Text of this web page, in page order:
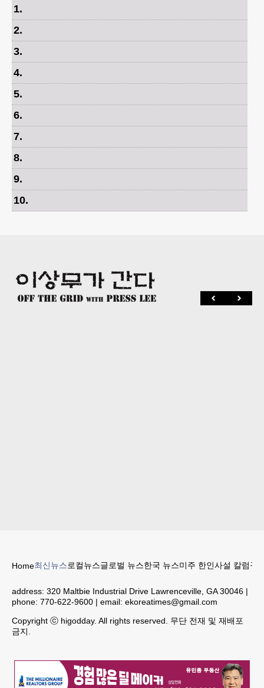
1.
2.
3.
4.
5.
6.
7.
8.
9.
10.
Home최신뉴스로컬뉴스글로벌 뉴스한국 뉴스미주 한인사설 칼럼구
address: 320 Maltbie Industrial Drive Lawrenceville, GA 30046 |
phone: 770-622-9600 | email: ekoreatimes@gmail.com
Copyright ⓒ higodday. All rights reserved. 무단 전재 및 재배포
금지.